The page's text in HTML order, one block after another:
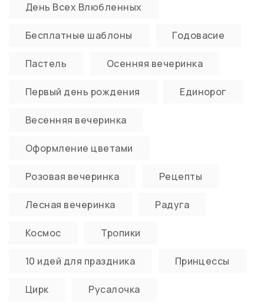
День Всех Влюбленных
Бесплатные шаблоны Годовасие
Пастель Осенняя вечеринка
Первый день рождения Единорог
Весенняя вечеринка
Оформление цветами
Розовая вечеринка Рецепты
Лесная вечеринка Радуга
Космос Тропики
10 идей для праздника Принцессы
Цирк Русалочка